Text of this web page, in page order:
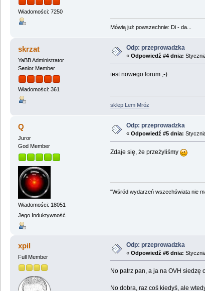
Wiadomości: 7250
Mówią już powszechnie: Di - da...
skrzat
YaBB Administrator
Senior Member
Wiadomości: 361
Odp: przeprowadzka
« Odpowiedź #4 dnia:
test nowego forum ;-)
sklep Lem Mróz
Q
Juror
God Member
Wiadomości: 18051
Jego Induktywność
Odp: przeprowadzka
« Odpowiedź #5 dnia:
Zdaje się, że przeżyliśmy
"Wśród wydarzeń wszechświata nie
xpil
Full Member
Odp: przeprowadzka
« Odpowiedź #6 dnia:
No patrz pan, a ja na OVH siedzę
No dobra, raz coś kiedyś, ale